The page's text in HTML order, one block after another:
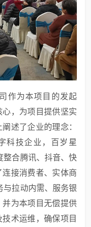
作为本项目的发起
，为项目提供坚实
述了企业的理念：
科技企业，百岁星
整合腾讯、抖音、快
接消费者、实体商
与拉动内需、服务银
为本项目无偿提供
术运维，确保项目